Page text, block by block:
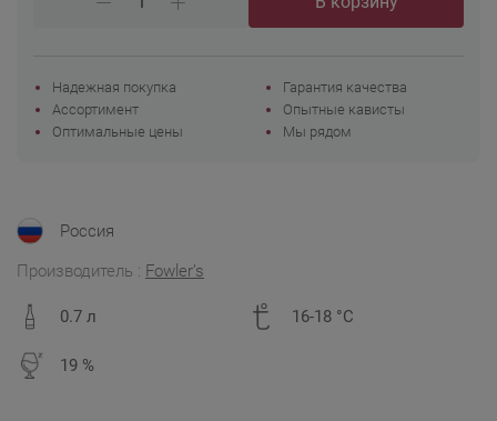
Россия
Производитель : Fowler’s
0.7 л 16-18 °C
19 %
Надежная покупка
Гарантия качества
Ассортимент
Опытные кависты
Оптимальные цены
Мы рядом